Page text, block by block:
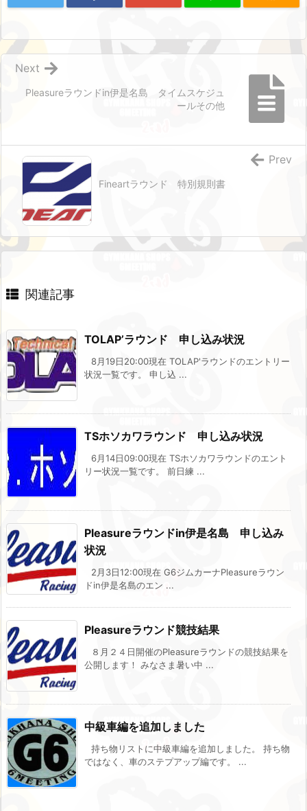
Pleasureラウンドin伊是名島 タイムスケジュ
ールその他
Next
Fineartラウンド 特別規則書
Prev
関連記事
TOLAP’ラウンド 申し込み状況
8月19日20:00現在 TOLAP'ラウンドのエントリー
状況一覧です。 申し込 ...
TSホソカワラウンド 申し込み状況
6月14日09:00現在 TSホソカワラウンドのエント
リー状況一覧です。 前日練 ...
Pleasureラウンドin伊是名島 申し込み
状況
2月3日12:00現在 G6ジムカーナPleasureラウン
ドin伊是名島のエン ...
Pleasureラウンド競技結果
８月２４日開催のPleasureラウンドの競技結果を
公開します！ みなさま暑い中 ...
中級車編を追加しました
持ち物リストに中級車編を追加しました。 持ち物
ではなく、車のステプアップ編です。 ...